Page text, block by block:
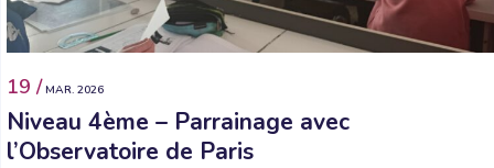
19 / MAR. 2026
Niveau 4ème – Parrainage avec
l’Observatoire de Paris